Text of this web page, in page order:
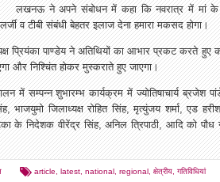
लखनऊ ने अपने संबोधन में कहा कि नवरात्र में मां के
व टीबी संबंधी बेहतर इलाज देना हमारा मकसद होगा।
प्रियंका पाण्डेय ने अतिथियों का आभार प्रकट करते हुए
और निश्चिंत होकर मुस्कराते हुए जाएगा।
में सम्पन्न शुभारम्भ कार्यक्रम में ज्योतिषाचार्य ब्रजेश
भाजयुमो जिलाध्यक्ष रोहित सिंह, मृत्युंजय शर्मा, एड हरीश
के निदेशक वीरेंद्र सिंह, अनिल त्रिपाठी, आदि को
article latest national regional क्षेत्रीय गतिविधियां